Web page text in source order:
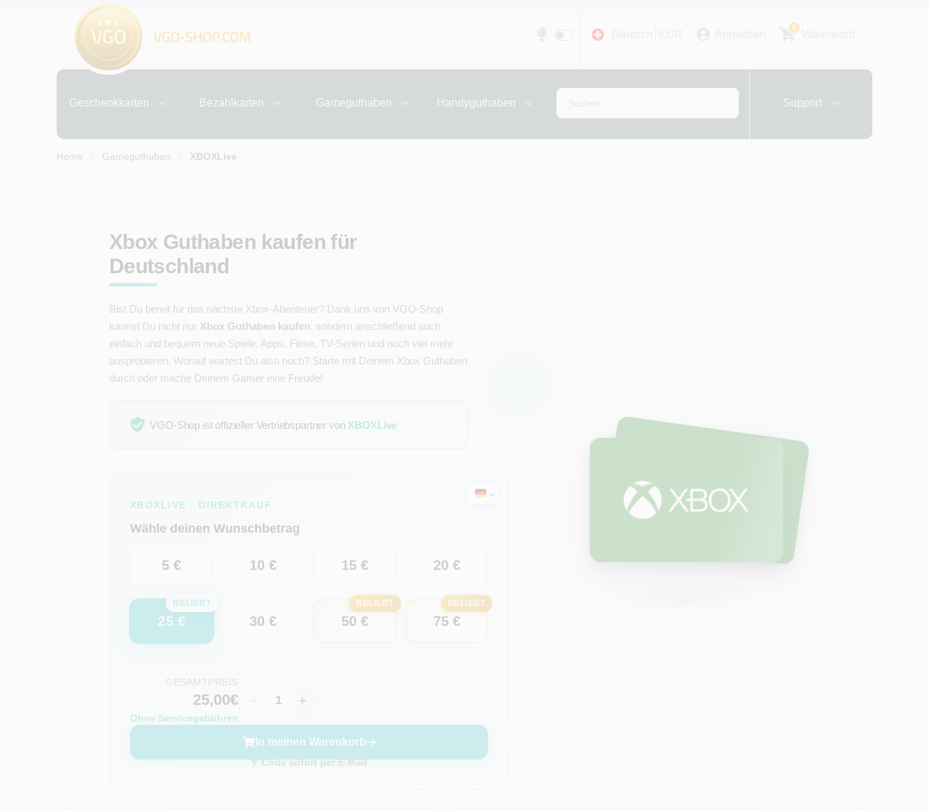
0
Geschenkkarten Bezahlkarten Gameguthaben Handyguthaben Support
Home Gameguthaben XBOXLive
Xbox Guthaben kaufen für
Deutschland
Bist Du bereit für das nächste Xbox-Abenteuer? Dank uns von VGO-Shop
kannst Du nicht nur Xbox Guthaben kaufen, sondern anschließend auch
einfach und bequem neue Spiele, Apps, Filme, TV-Serien und noch viel mehr
ausprobieren. Worauf wartest Du also noch? Starte mit Deinem Xbox Guthaben
durch oder mache Deinem Gamer eine Freude!
VGO-Shop ist offizieller Vertriebspartner von XBOXLive
XBOXLIVE - DIREKTKAUF
Wähle deinen Wunschbetrag
5 € 10 € 15 € 20 €
25 €
BELIEBT
30 € 50 €
BELIEBT
75 €
BELIEBT
GESAMTPREIS
25,00€
Ohne Servicegebühren
+
In meinen Warenkorb
Code sofort per E-Mail